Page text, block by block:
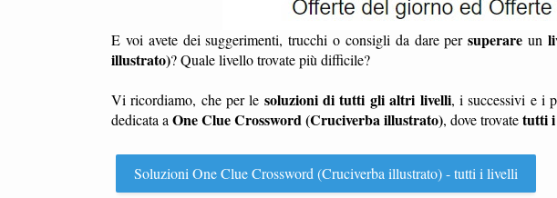
E voi avete dei suggerimenti, trucchi o consigli da dare persuperare un
illustrato)? Quale livello trovate più difficile?
Vi ricordiamo, che per le soluzioni di tutti gli altri livelli, i successivi e i
dedicata aOne Clue Crossword (Cruciverba illustrato), dove trovatetutti
Soluzioni One Clue Crossword (Cruciverba illustrato) - tutti i livelli